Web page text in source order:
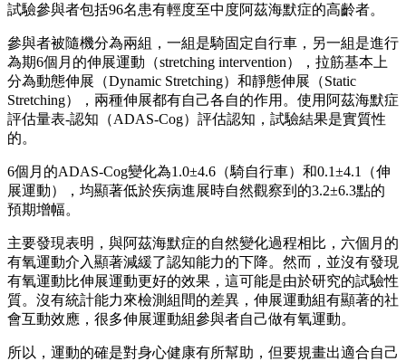
試驗參與者包括96名患有輕度至中度阿茲海默症的高齡者。
參與者被隨機分為兩組，一組是騎固定自行車，另一組是進行
為期6個月的伸展運動（stretching intervention），拉筋基本上
分為動態伸展（Dynamic Stretching）和靜態伸展（Static
Stretching），兩種伸展都有自己各自的作用。使用阿茲海默症
評估量表-認知（ADAS-Cog）評估認知，試驗結果是實質性
的。
6個月的ADAS-Cog變化為1.0±4.6（騎自行車）和0.1±4.1（伸
展運動），均顯著低於疾病進展時自然觀察到的3.2±6.3點的
預期增幅。
主要發現表明，與阿茲海默症的自然變化過程相比，六個月的
有氧運動介入顯著減緩了認知能力的下降。然而，並沒有發現
有氧運動比伸展運動更好的效果，這可能是由於研究的試驗性
質。沒有統計能力來檢測組間的差異，伸展運動組有顯著的社
會互動效應，很多伸展運動組參與者自己做有氧運動。
所以，運動的確是對身心健康有所幫助，但要規畫出適合自己